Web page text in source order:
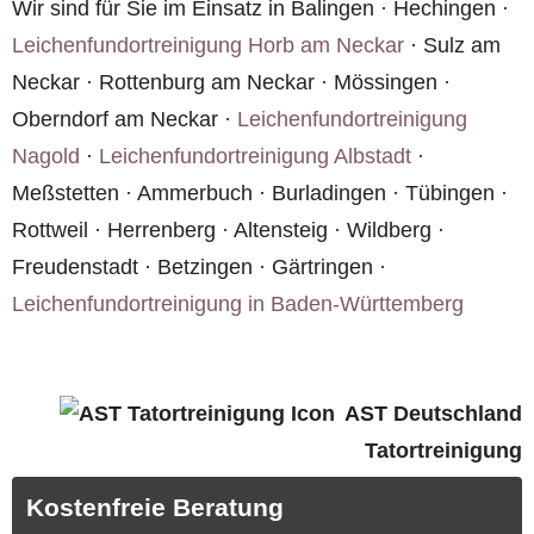
Wir sind für Sie im Einsatz in Balingen · Hechingen ·
Leichenfundortreinigung Horb am Neckar · Sulz am
Neckar · Rottenburg am Neckar · Mössingen ·
Oberndorf am Neckar · Leichenfundortreinigung
Nagold · Leichenfundortreinigung Albstadt ·
Meßstetten · Ammerbuch · Burladingen · Tübingen ·
Rottweil · Herrenberg · Altensteig · Wildberg ·
Freudenstadt · Betzingen · Gärtringen ·
Leichenfundortreinigung in Baden-Württemberg
AST Deutschland
Tatortreinigung
Kostenfreie Beratung